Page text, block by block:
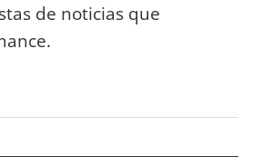
de noticias que